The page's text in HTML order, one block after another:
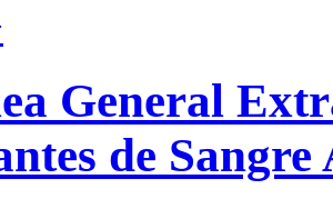
General
de